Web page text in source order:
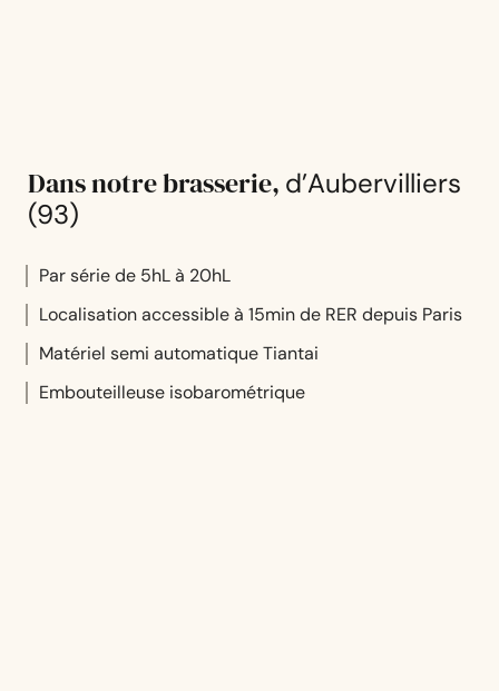
Dans notre brasserie, d’Aubervilliers
(93)
Par série de 5hL à 20hL
Localisation accessible à 15min de RER depuis Paris
Matériel semi automatique Tiantai
Embouteilleuse isobarométrique